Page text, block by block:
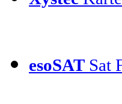
esoSAT Sat